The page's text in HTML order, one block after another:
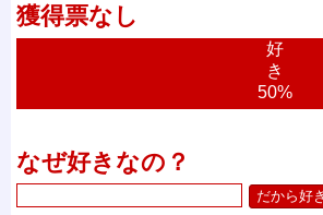
獲得票なし
好
き
50%
なぜ好きなの？